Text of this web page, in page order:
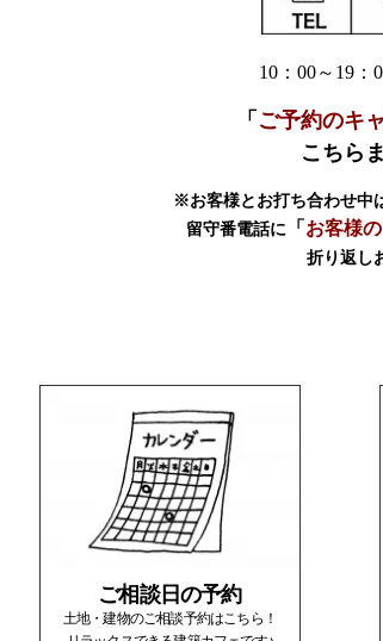
10：00～19：
「 ご予約のキ
こちら
※お客様とお打ち合わせ中
留守番電話に
「 お客様
折り返し
ご相談日の予約
土地・建物のご相談予約はこちら！